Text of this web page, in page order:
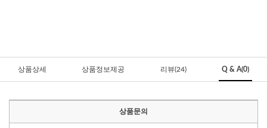
상품상세 상품정보제공 리뷰(24) Q & A(0)
상품문의